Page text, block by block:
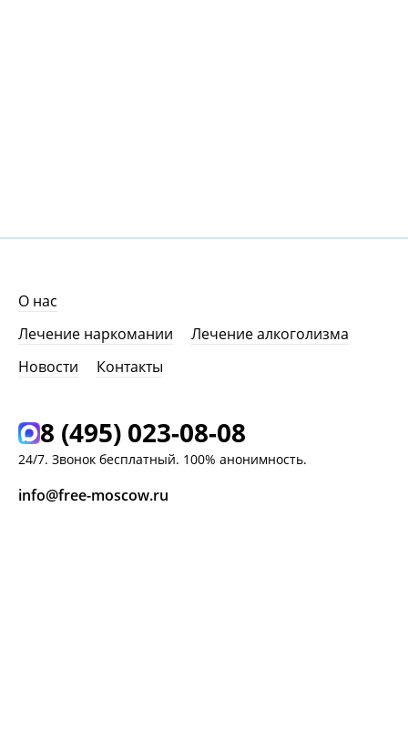
О нас
Лечение наркомании
Лечение алкоголизма
Новости
Контакты
8 (495) 023-08-08
24/7. Звонок бесплатный. 100% анонимность.
info@free-moscow.ru